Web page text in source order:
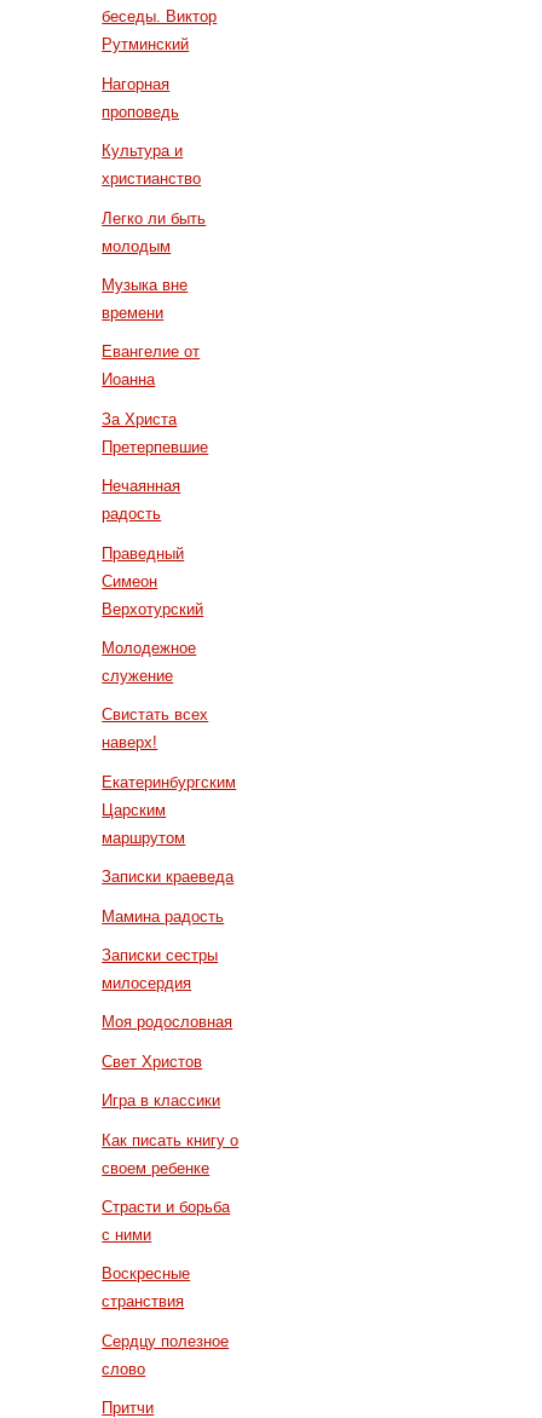
беседы. Виктор
Рутминский
Нагорная
проповедь
Культура и
христианство
Легко ли быть
молодым
Музыка вне
времени
Евангелие от
Иоанна
За Христа
Претерпевшие
Нечаянная
радость
Праведный
Симеон
Верхотурский
Молодежное
служение
Свистать всех
наверх!
Екатеринбургским
Царским
маршрутом
Записки краеведа
Мамина радость
Записки сестры
милосердия
Моя родословная
Свет Христов
Игра в классики
Как писать книгу о
своем ребенке
Страсти и борьба
с ними
Воскресные
странствия
Сердцу полезное
слово
Притчи